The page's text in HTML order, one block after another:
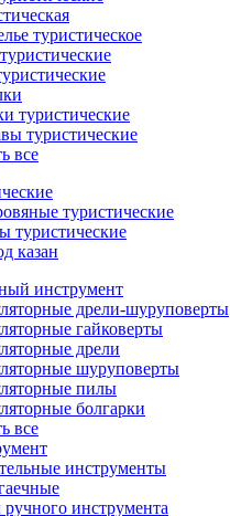
туристическое
туристические
туристические
все
туристические
туристические
казан
инструмент
дрели-шуруповерты
гайковерты
дрели
шуруповерты
пилы
болгарки
все
инструменты
инструмента